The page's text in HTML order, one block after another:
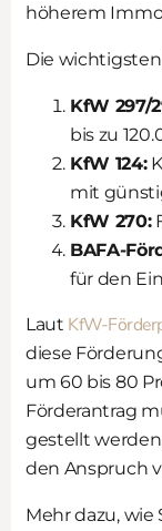
höherem
Die
KfW 297/
bis zu
KfW 124:
mit
KfW 270:
BAFA-
für den
Laut KfW-
diese
um 60 bis 80
Förderantrag
gestellt
den Anspruch
Mehr dazu, wie